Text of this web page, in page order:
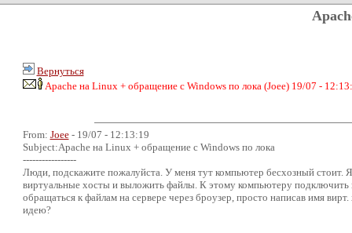
Вернуться
Apache на Linux + обращение с Windows по лока (Joee) 19/07 -
From: Joee- 19/07 - 12:13:19
Subject:Apache на Linux + обращение с Windows по лока
-----------------
Люди, подскажите пожалуйста. У меня тут компьютер бесхозный стоит.
виртуальные хосты и выложить файлы. К этому компьютеру подключить
обращаться к файлам на сервере через броузер, просто написав имя
идею?